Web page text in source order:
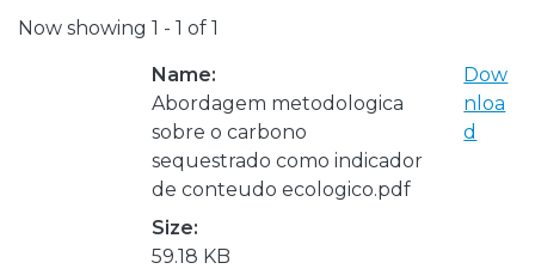
Now showing 1 - 1 of 1
Name:
Abordagem metodologica
sobre o carbono
sequestrado como indicador
de conteudo ecologico.pdf
Size:
59.18 KB
Dow
nloa
d